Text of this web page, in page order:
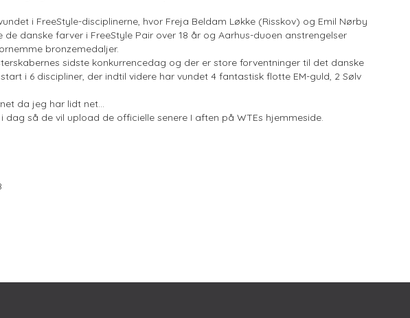
i FreeStyle-disciplinerne, hvor Freja Beldam Løkke (Risskov) og Emil Nørby
danske farver i FreeStyle Pair over 18 år og Aarhus-duoen anstrengelser
bronzemedaljer.
sidste konkurrencedag og der er store forventninger til det danske
i 6 discipliner, der indtil videre har vundet 4 fantastisk flotte EM-guld, 2 Sølv
da jeg har lidt net...
dag så de vil upload de officielle senere I aften på WTEs hjemmeside.